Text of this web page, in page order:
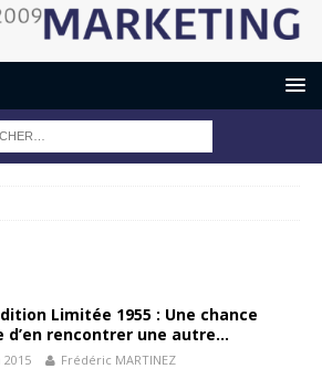
Limitée 1955 : Une chance
d’en rencontrer une autre…
Frédéric MARTINEZ